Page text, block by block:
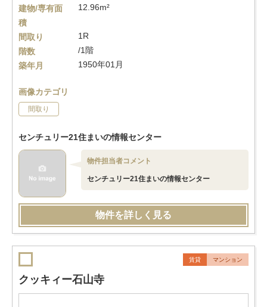
建物/専有面
積
12.96m²
間取り
1R
階数
/1階
築年月
1950年01月
画像カテゴリ
間取り
センチュリー21住まいの情報センター
物件担当者コメント
センチュリー21住まいの情報センター
物件を詳しく見る
賃貸 マンション
クッキィー石山寺